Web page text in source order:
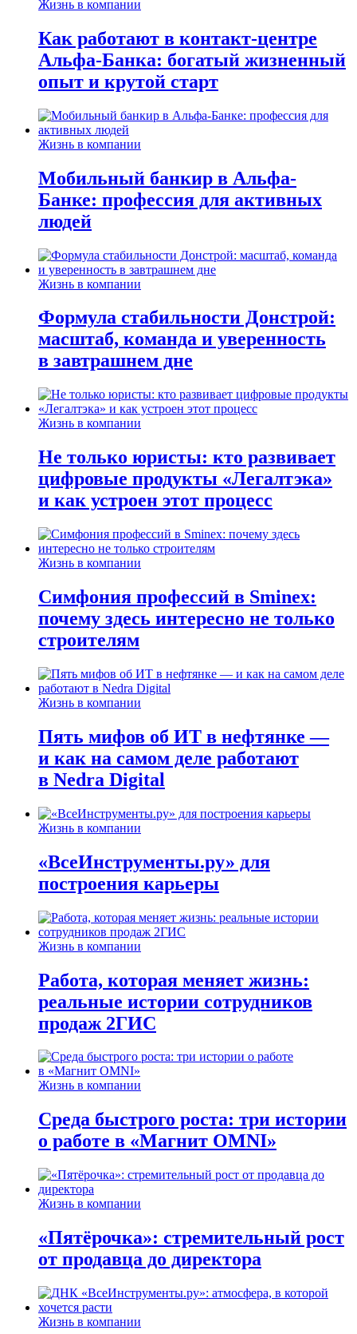
Жизнь в компании
Как работают в контакт-центре
Альфа-Банка: богатый жизненный
опыт и крутой старт
Жизнь в компании
Мобильный банкир в Альфа-
Банке: профессия для активных
людей
Жизнь в компании
Формула стабильности Донстрой:
масштаб, команда и уверенность
в завтрашнем дне
Жизнь в компании
Не только юристы: кто развивает
цифровые продукты «Легалтэка»
и как устроен этот процесс
Жизнь в компании
Симфония профессий в Sminex:
почему здесь интересно не только
строителям
Жизнь в компании
Пять мифов об ИТ в нефтянке —
и как на самом деле работают
в Nedra Digital
Жизнь в компании
«ВсеИнструменты.ру» для
построения карьеры
Жизнь в компании
Работа, которая меняет жизнь:
реальные истории сотрудников
продаж 2ГИС
Жизнь в компании
Среда быстрого роста: три истории
о работе в «Магнит OMNI»
Жизнь в компании
«Пятёрочка»: стремительный рост
от продавца до директора
Жизнь в компании